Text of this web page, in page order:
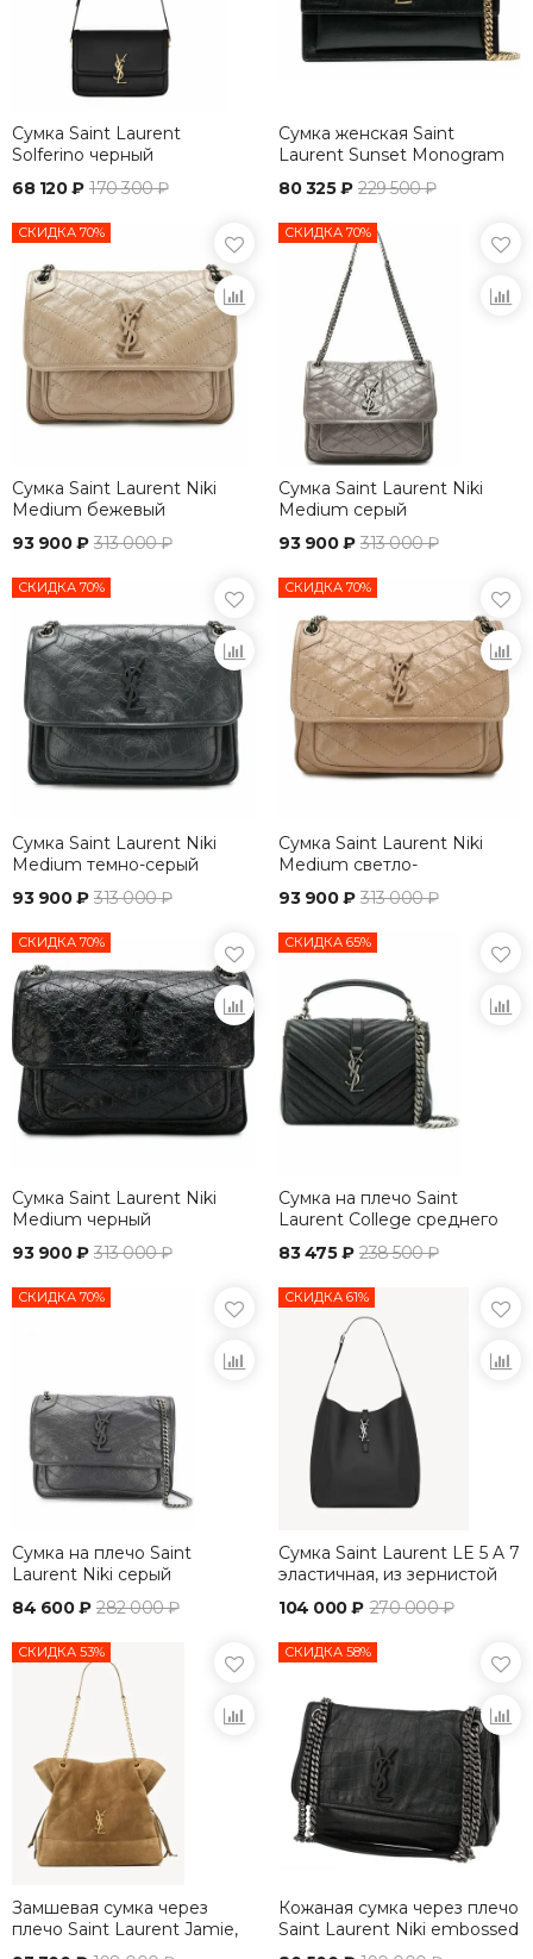
Сумка Saint Laurent
Solferino черный
68 120 ₽ 170 300 ₽
Сумка женская Saint
Laurent Sunset Monogram
Medium черный
80 325 ₽ 229 500 ₽
СКИДКА 70%
Сумка Saint Laurent Niki
Medium бежевый
93 900 ₽ 313 000 ₽
СКИДКА 70%
Сумка Saint Laurent Niki
Medium серый
93 900 ₽ 313 000 ₽
СКИДКА 70%
Сумка Saint Laurent Niki
Medium темно-серый
93 900 ₽ 313 000 ₽
СКИДКА 70%
Сумка Saint Laurent Niki
Medium светло-
коричневый
93 900 ₽ 313 000 ₽
СКИДКА 70%
Сумка Saint Laurent Niki
Medium черный
93 900 ₽ 313 000 ₽
СКИДКА 65%
Сумка на плечо Saint
Laurent College среднего
83 475 ₽ 238 500 ₽
СКИДКА 70%
Сумка на плечо Saint
Laurent Niki серый
84 600 ₽ 282 000 ₽
СКИДКА 61%
Сумка Saint Laurent LE 5 A 7
эластичная, из зернистой
кожи, черная
104 000 ₽ 270 000 ₽
СКИДКА 53%
Замшевая сумка через
плечо Saint Laurent Jamie,
украшенная стежкой
СКИДКА 58%
Кожаная сумка через плечо
Saint Laurent Niki embossed
с крокодиловым тиснением